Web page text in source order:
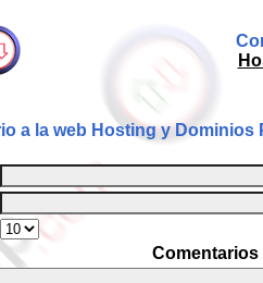
a la web Hosting y Dominios
Comentarios